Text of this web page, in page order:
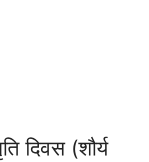
दिवस (शौर्य